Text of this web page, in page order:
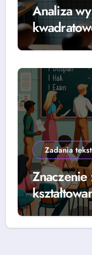
Analiza
Zadania